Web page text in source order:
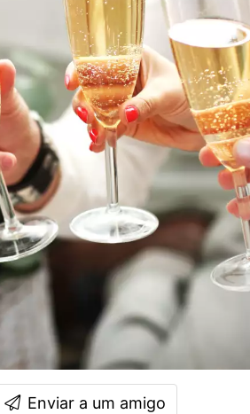
Enviar a um amigo